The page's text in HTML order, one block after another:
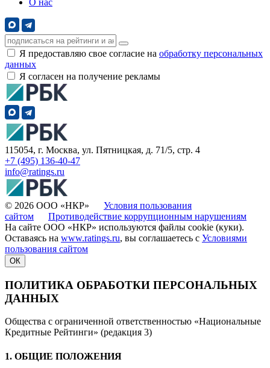
Я предоставляю свое согласие на обработку персональных
данных
Я согласен на получение рекламы
115054, г. Москва, ул. Пятницкая, д. 71/5, стр. 4
+7 (495) 136-40-47
info@ratings.ru
© 2026 ООО «НКР» Условия пользования
сайтом
Противодействие коррупционным нарушениям
На сайте ООО «НКР» используются файлы cookie (куки).
Оставаясь на www.ratings.ru, вы соглашаетесь с Условиями
пользования сайтом
ОК
ПОЛИТИКА ОБРАБОТКИ ПЕРСОНАЛЬНЫХ
ДАННЫХ
Общества с ограниченной ответственностью «Национальные
Кредитные Рейтинги» (редакция 3)
1. ОБЩИЕ ПОЛОЖЕНИЯ